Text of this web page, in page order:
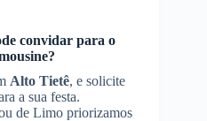
convidar para o
Alto Tietê, e solicite
a sua festa.
de Limo priorizamos